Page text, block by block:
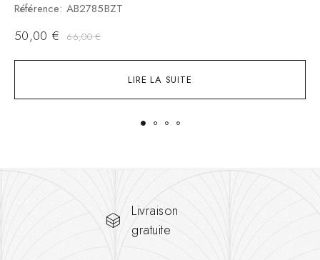
LIRE LA SUITE
Référence: AB2785BZT
66,00€
50,00 €
Livraison
gratuite